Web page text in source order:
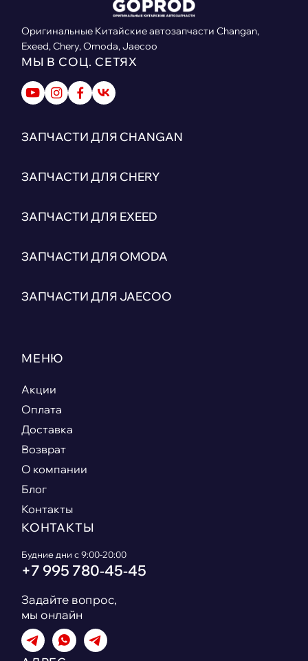
Оригинальные Китайские автозапчасти Changan,
Exeed, Chery, Omoda, Jaecoo
МЫ В СОЦ. СЕТЯХ
ЗАПЧАСТИ ДЛЯ CHANGAN
ЗАПЧАСТИ ДЛЯ CHERY
ЗАПЧАСТИ ДЛЯ EXEED
ЗАПЧАСТИ ДЛЯ OMODA
ЗАПЧАСТИ ДЛЯ JAECOO
МЕНЮ
Акции
Оплата
Доставка
Возврат
О компании
Блог
Контакты
КОНТАКТЫ
Будние дни с 9:00-20:00
+7 995 780‑45‑45
Задайте вопрос,
мы онлайн